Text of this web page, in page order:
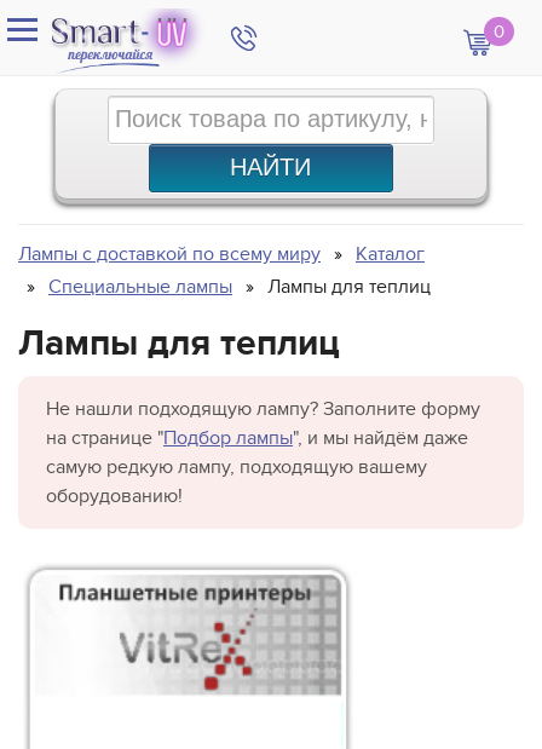
0
Лампы с доставкой по всему миру
Каталог
Специальные лампы
Лампы для теплиц
Лампы для теплиц
Не нашли подходящую лампу? Заполните форму
на странице "Подбор лампы", и мы найдём даже
самую редкую лампу, подходящую вашему
оборудованию!